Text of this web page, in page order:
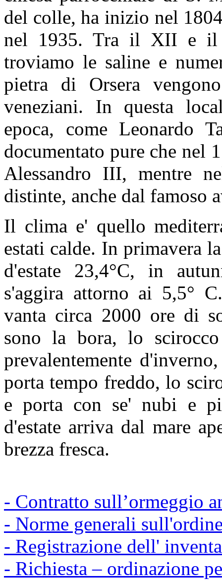
del colle, ha inizio nel
nel 1935. Tra il XII e il
troviamo le saline e
pietra di Orsera
veneziani. In questa
epoca, come Leonardo
documentato pure che nel
Alessandro III, mentre
distinte, anche dal famoso
Il clima e' quello
estati calde. In primavera
d'estate 23,4°C, in
s'aggira attorno ai 5,5°
vanta circa 2000 ore di
sono la bora, lo
prevalentemente
porta tempo freddo, lo
e porta con se' nubi e
d'estate arriva dal mare
brezza fresca.
- Contratto sull’ormeggio
- Norme generali
- Registrazione dell'
- Richiesta – ordinazione